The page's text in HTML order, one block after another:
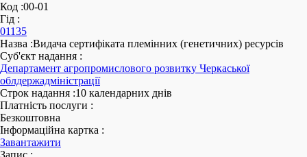
Код :00-01
Гід :
01135
Назва :Видача сертифіката племінних (генетичних) ресурсів
Суб'єкт надання :
Департамент агропромислового розвитку Черкаської
облдержадміністрації
Строк надання :10 календарних днів
Платність послуги :
Безкоштовна
Інформаційна картка :
Завантажити
Запис :